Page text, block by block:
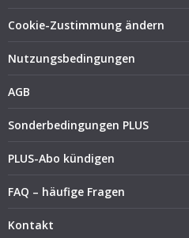
Cookie-Zustimmung ändern
Nutzungsbedingungen
AGB
Sonderbedingungen PLUS
PLUS-Abo kündigen
FAQ – häufige Fragen
Kontakt